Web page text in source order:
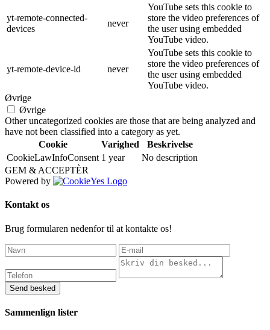
yt-remote-connected-
devices
never
YouTube sets this cookie to
store the video preferences of
the user using embedded
YouTube video.
yt-remote-device-id never
YouTube sets this cookie to
store the video preferences of
the user using embedded
YouTube video.
Øvrige
Øvrige
Other uncategorized cookies are those that are being analyzed and
have not been classified into a category as yet.
Cookie
Varighed
Beskrivelse
CookieLawInfoConsent 1 year
No description
GEM & ACCEPTÈR
Powered by
Kontakt os
Brug formularen nedenfor til at kontakte os!
Send besked
Sammenlign lister